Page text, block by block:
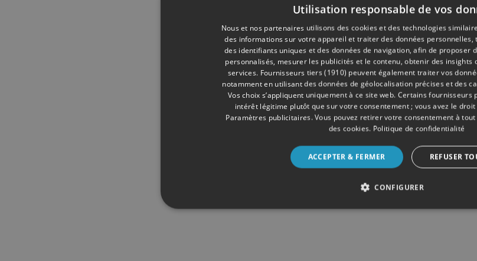
Utilisation responsable de vos
Nous et nos partenaires utilisons des cookies et des technologies
des informations sur votre appareil et traiter des données personnelles,
des identifiants uniques et des données de navigation, afin de proposer
personnalisés, mesurer les publicités et le contenu, obtenir des insights
services. Fournisseurs tiers (1910) peuvent également traiter vos
notamment en utilisant des données de géolocalisation précises et des
Vos choix s’appliquent uniquement à ce site web. Certains
intérêt légitime plutôt que sur votre consentement ; vous avez le droit
Paramètres publicitaires. Vous pouvez retirer votre consentement à
des cookies. Politique de confidentialité
ACCEPTER & FERMER REFUSER
CONFIGURER